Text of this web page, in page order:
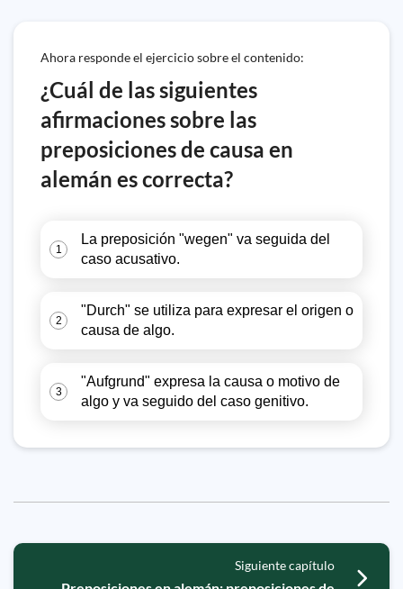
Ahora responde el ejercicio sobre el contenido:
¿Cuál de las siguientes
afirmaciones sobre las
preposiciones de causa en
alemán es correcta?
1
La preposición "wegen" va seguida del
caso acusativo.
2
"Durch" se utiliza para expresar el origen o
causa de algo.
3
"Aufgrund" expresa la causa o motivo de
algo y va seguido del caso genitivo.
Siguiente capítulo